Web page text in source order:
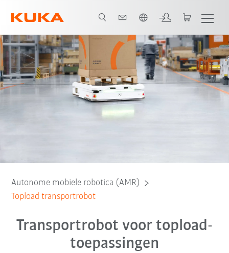
Overzicht transportrobots Taken Features Contact FAQ's
Autonome mobiele robotica (AMR)
Topload transportrobot
Transportrobot voor topload-
toepassingen